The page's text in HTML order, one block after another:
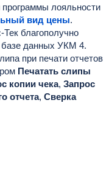
программы лояльности
вид цены.
благополучно
базе данных УКМ 4.
при печати отчетов
Печатать слипы
копии чека, Запрос
отчета, Сверка